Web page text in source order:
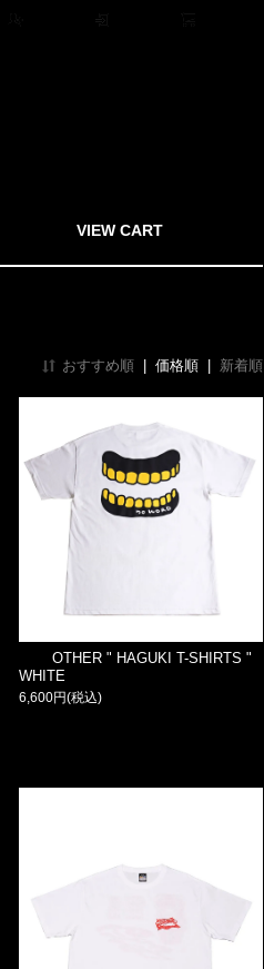
VIEW CART
おすすめ順 価格順 新着順
OTHER " HAGUKI T-SHIRTS "
WHITE
6,600円(税込)